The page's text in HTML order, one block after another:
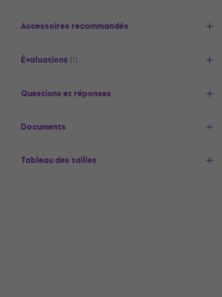
Accessoires recommandés
Évaluations (7)
Questions et réponses
Documents
Tableau des tailles